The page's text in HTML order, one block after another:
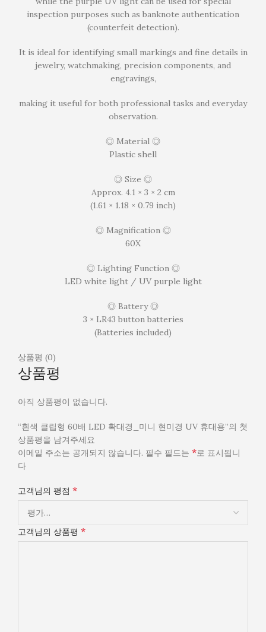
inspection purposes such as banknote authentication
(counterfeit detection).
It is ideal for identifying small markings and fine details in
jewelry, watchmaking, precision components, and
engravings,
making it useful for both professional tasks and everyday
observation.
◎ Material ◎
Plastic shell
◎ Size ◎
Approx. 4.1 × 3 × 2 cm
(1.61 × 1.18 × 0.79 inch)
◎ Magnification ◎
60X
◎ Lighting Function ◎
LED white light / UV purple light
◎ Battery ◎
3 × LR43 button batteries
(Batteries included)
상품평 (0)
상품평
아직 상품평이 없습니다.
“흰색 클립형 60배 LED 확대경_미니 현미경 UV 휴대용”의 첫
상품평을 남겨주세요
이메일 주소는 공개되지 않습니다. 필수 필드는 *로 표시됩니
다
고객님의 평점 *
고객님의 상품평 *